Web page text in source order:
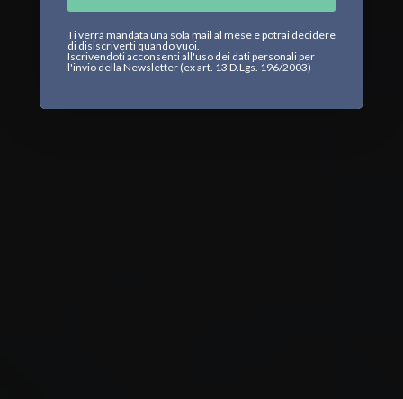
Ti verrà mandata una sola mail al mese e potrai decidere
di disiscriverti quando vuoi.
Iscrivendoti acconsenti all'uso dei dati personali per
l'invio della Newsletter (ex art. 13 D.Lgs. 196/2003)